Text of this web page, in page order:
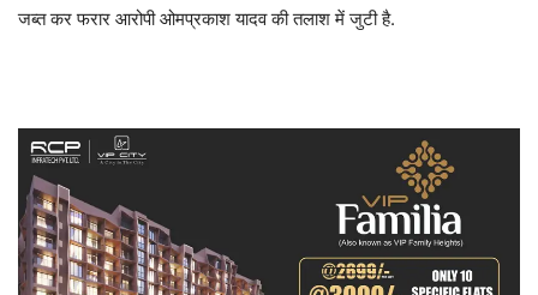
जब्त कर फरार आरोपी ओमप्रकाश यादव की तलाश में जुटी है.